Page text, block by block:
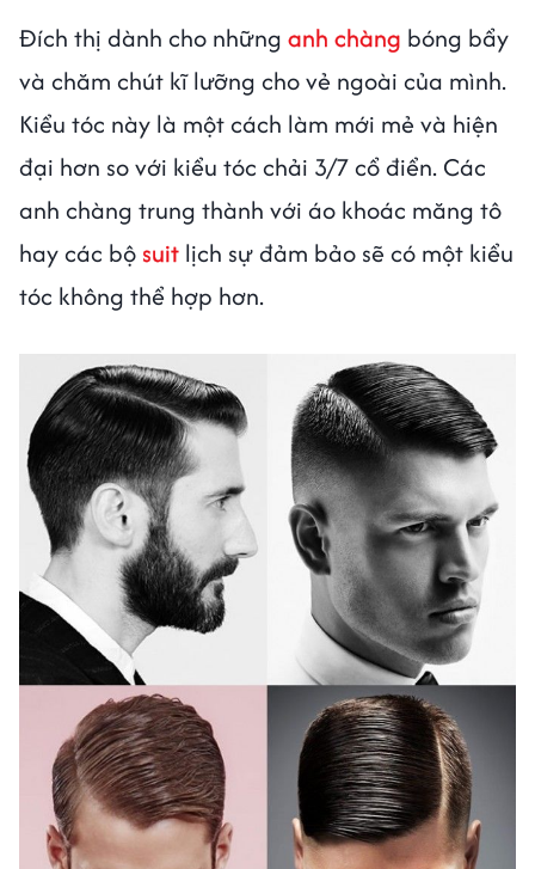
Đích thị dành cho những anh chàng bóng bẩy
và chăm chút kĩ lưỡng cho vẻ ngoài của mình.
Kiểu tóc này là một cách làm mới mẻ và hiện
đại hơn so với kiểu tóc chải 3/7 cổ điển. Các
anh chàng trung thành với áo khoác măng tô
hay các bộ suit lịch sự đảm bảo sẽ có một kiểu
tóc không thể hợp hơn.